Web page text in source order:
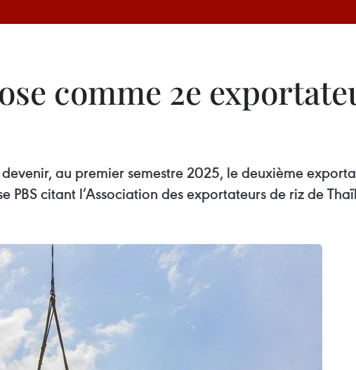
comme 2e
au premier semestre 2025, le deuxième
citant l’Association des exportateurs de riz de